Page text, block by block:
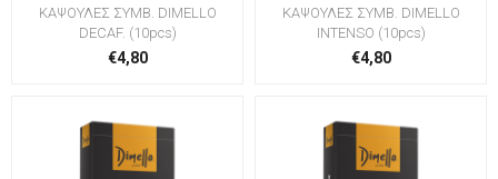
ΚΑΨΟΥΛΕΣ ΣΥΜΒ. DIMELLO
DECAF. (10pcs)
€4,80
ΚΑΨΟΥΛΕΣ ΣΥΜΒ. DIMELLO
INTENSO (10pcs)
€4,80